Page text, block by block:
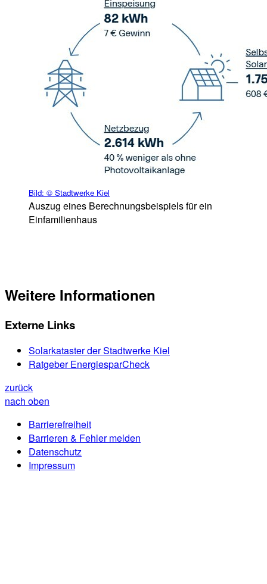
Bild: © Stadtwerke Kiel
Auszug eines Berechnungsbeispiels für ein
Einfamilienhaus
Weitere Informationen
Externe Links
Solarkataster der Stadtwerke Kiel
Ratgeber EnergiesparCheck
zurück
nach oben
Barrierefreiheit
Barrieren & Fehler melden
Datenschutz
Impressum